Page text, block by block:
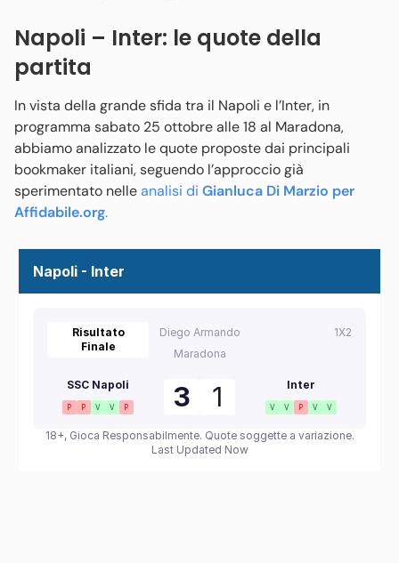
Napoli – Inter: le quote della
partita
In vista della grande sfida tra il Napoli e l’Inter, in
programma sabato 25 ottobre alle 18 al Maradona,
abbiamo analizzato le quote proposte dai principali
bookmaker italiani, seguendo l’approccio già
sperimentato nelleanalisi di Gianluca Di Marzio per
Affidabile.org.